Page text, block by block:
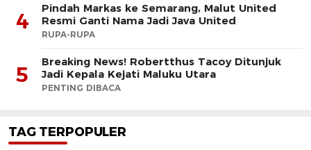
4
Pindah Markas ke Semarang, Malut United
Resmi Ganti Nama Jadi Java United
RUPA-RUPA
5
Breaking News! Robertthus Tacoy Ditunjuk
Jadi Kepala Kejati Maluku Utara
PENTING DIBACA
TAG TERPOPULER